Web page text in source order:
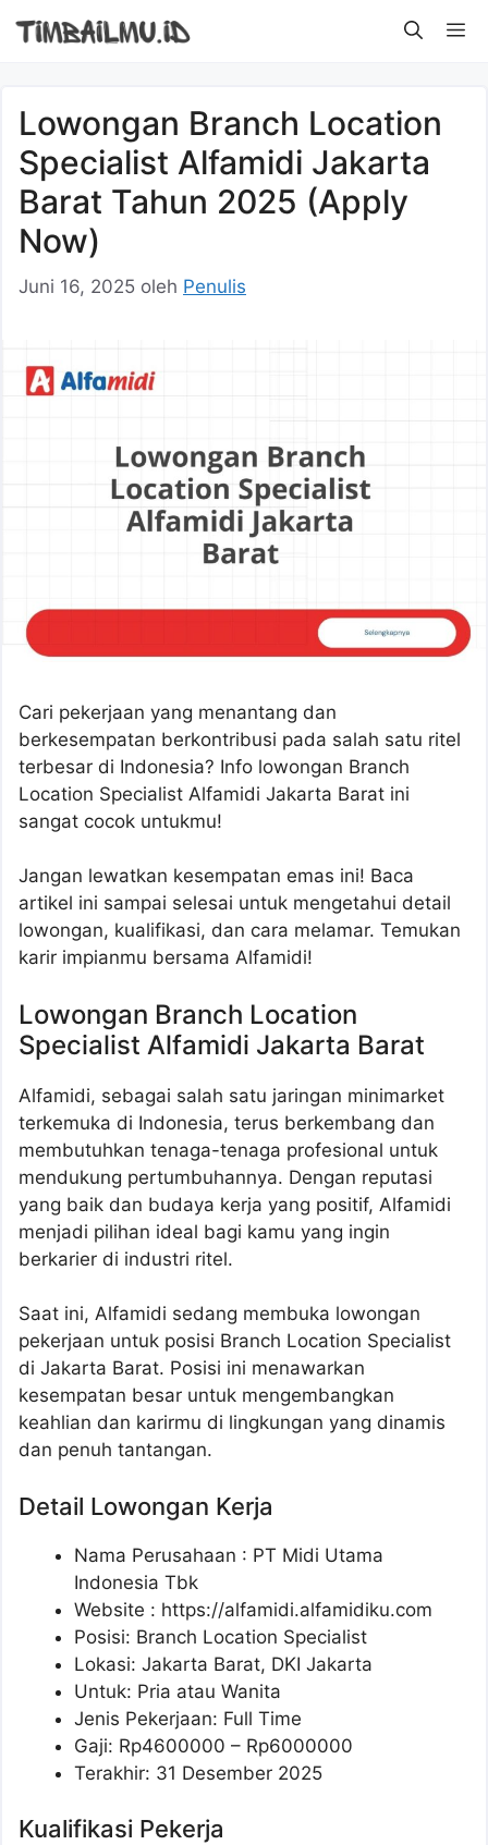
Lowongan Branch Location
Specialist Alfamidi Jakarta
Barat Tahun 2025 (Apply
Now)
Juni 16, 2025 oleh Penulis
Cari pekerjaan yang menantang dan
berkesempatan berkontribusi pada salah satu ritel
terbesar di Indonesia? Info lowongan Branch
Location Specialist Alfamidi Jakarta Barat ini
sangat cocok untukmu!
Jangan lewatkan kesempatan emas ini! Baca
artikel ini sampai selesai untuk mengetahui detail
lowongan, kualifikasi, dan cara melamar. Temukan
karir impianmu bersama Alfamidi!
Lowongan Branch Location
Specialist Alfamidi Jakarta Barat
Alfamidi, sebagai salah satu jaringan minimarket
terkemuka di Indonesia, terus berkembang dan
membutuhkan tenaga-tenaga profesional untuk
mendukung pertumbuhannya. Dengan reputasi
yang baik dan budaya kerja yang positif, Alfamidi
menjadi pilihan ideal bagi kamu yang ingin
berkarier di industri ritel.
Saat ini, Alfamidi sedang membuka lowongan
pekerjaan untuk posisi Branch Location Specialist
di Jakarta Barat. Posisi ini menawarkan
kesempatan besar untuk mengembangkan
keahlian dan karirmu di lingkungan yang dinamis
dan penuh tantangan.
Detail Lowongan Kerja
Nama Perusahaan : PT Midi Utama
Indonesia Tbk
Website : https://alfamidi.alfamidiku.com
Posisi: Branch Location Specialist
Lokasi: Jakarta Barat, DKI Jakarta
Untuk: Pria atau Wanita
Jenis Pekerjaan: Full Time
Gaji: Rp4600000 – Rp6000000
Terakhir: 31 Desember 2025
Kualifikasi Pekerja